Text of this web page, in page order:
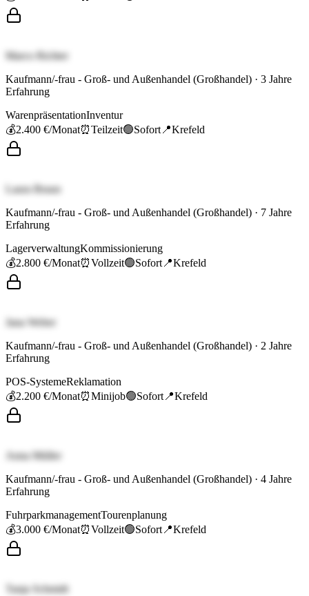
Marco Richter
Kaufmann/-frau - Groß- und Außenhandel (Großhandel) · 3 Jahre
Erfahrung
WarenpräsentationInventur
💰2.400 €/Monat⏰Teilzeit🟢Sofort 📍Krefeld
Laura Braun
Kaufmann/-frau - Groß- und Außenhandel (Großhandel) · 7 Jahre
Erfahrung
LagerverwaltungKommissionierung
💰2.800 €/Monat⏰Vollzeit🟢Sofort 📍Krefeld
Jana Weber
Kaufmann/-frau - Groß- und Außenhandel (Großhandel) · 2 Jahre
Erfahrung
POS-SystemeReklamation
💰2.200 €/Monat⏰Minijob🟢Sofort 📍Krefeld
Anna Müller
Kaufmann/-frau - Groß- und Außenhandel (Großhandel) · 4 Jahre
Erfahrung
FuhrparkmanagementTourenplanung
💰3.000 €/Monat⏰Vollzeit🟢Sofort 📍Krefeld
Tanja Schmidt